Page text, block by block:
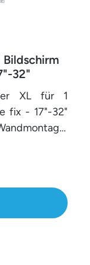
sich der
Stil
32"
XL für 1
fix - 17"-32"
hochwertige
Design mit
für jeden
eignet sich
32 Zoll und